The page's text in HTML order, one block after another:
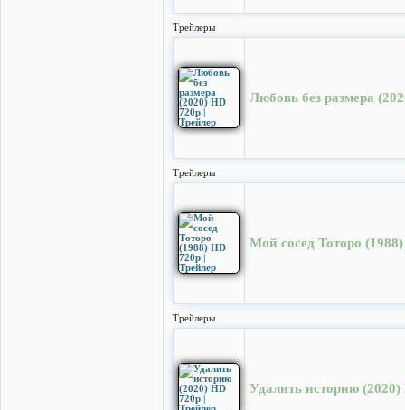
Трейлеры
Любовь без размера
Трейлеры
Мой сосед Тоторо
Трейлеры
Удалить историю (2020)